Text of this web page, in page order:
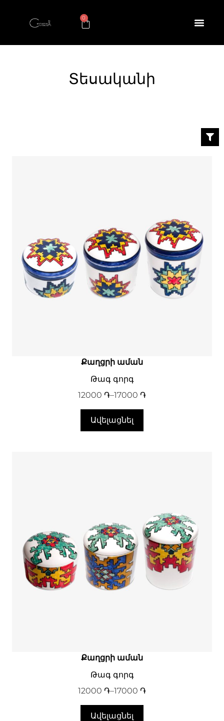
0
Տեսականի
Քաղցրի աման
Թագ գորգ
12000 ֏–17000 ֏
Ավելացնել
Քաղցրի աման
Թագ գորգ
12000 ֏–17000 ֏
Ավելացնել